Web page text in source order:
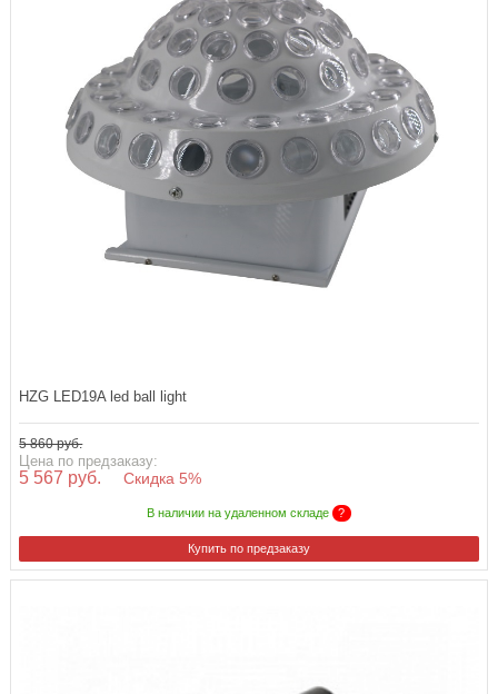
HZG LED19A led ball light
5 860 руб.
Цена по предзаказу:
5 567 руб. Скидка 5%
В наличии на удаленном складе ?
Купить по предзаказу